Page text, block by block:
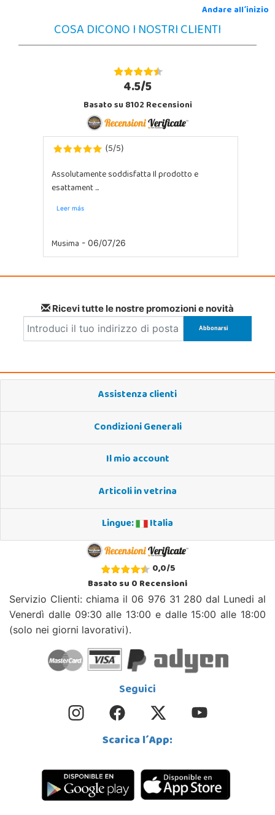
Andare all´inizio
COSA DICONO I NOSTRI CLIENTI
4.5/5
Basato su 8102 Recensioni
(5/5)
Assolutamente soddisfatta Il prodotto e
esattament ...
Leer más
Musima - 06/07/26
Ricevi tutte le nostre promozioni e novità
Assistenza clienti
Condizioni Generali
Il mio account
Articoli in vetrina
Lingue:
Italia
0,0/5
Basato su0Recensioni
Servizio Clienti: chiama il 06 976 31 280 dal Lunedi al
Venerdì dalle 09:30 alle 13:00 e dalle 15:00 alle 18:00
(solo nei giorni lavorativi).
Seguici
Scarica l´App: